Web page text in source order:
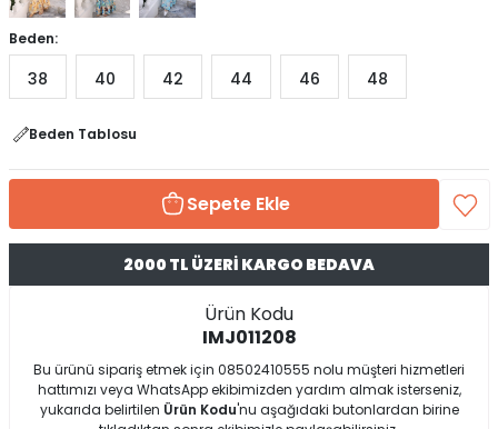
Beden:
38 40 42 44 46 48
Beden Tablosu
Sepete Ekle
2000 TL ÜZERİ KARGO BEDAVA
Ürün Kodu
IMJ011208
Bu ürünü sipariş etmek için 08502410555 nolu müşteri hizmetleri
hattımızı veya WhatsApp ekibimizden yardım almak isterseniz,
yukarıda belirtilen Ürün Kodu'nu aşağıdaki butonlardan birine